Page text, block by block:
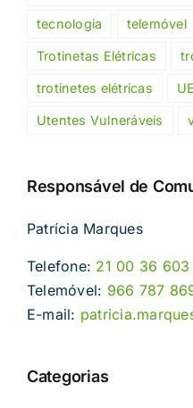
tecnologia telemóvel
Trotinetas Elétricas
trotinetes elétricas UE
Utentes Vulneráveis
Responsável de
Patrícia Marques
Telefone: 21 00 36 603
Telemóvel: 966 787
E-mail:
Categorias